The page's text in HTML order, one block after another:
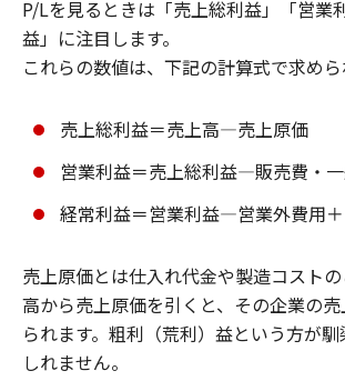
P/Lを見るときは「売上総利益」「営業
益」に注目します。
これらの数値は、下記の計算式で求めら
売上総利益＝売上高―売上原価
営業利益＝売上総利益―販売費・
経常利益＝営業利益―営業外費用
売上原価とは仕入れ代金や製造コスト
高から売上原価を引くと、その企業の
られます。粗利（荒利）益という方が
しれません。